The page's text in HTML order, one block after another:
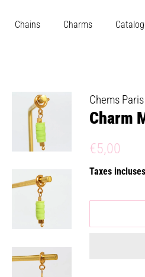
Chains Charms
Chems Paris
Charm
Prix
€5,00
Taxes